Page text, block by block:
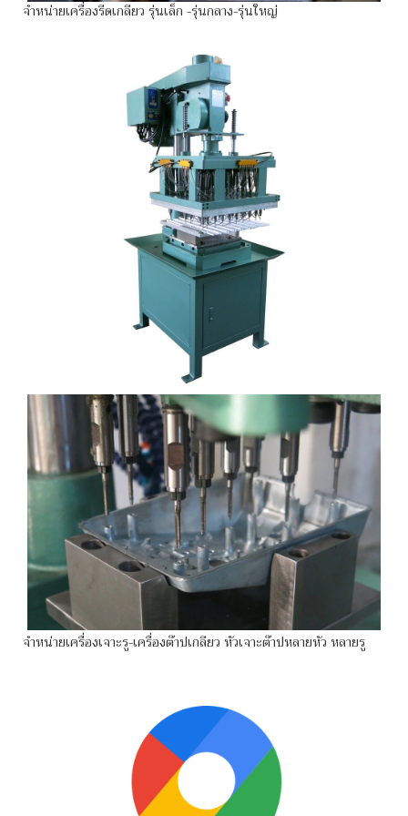
จำหน่ายเครื่องรีดเกลียว รุ่นเล็ก -รุ่นกลาง-รุ่นใหญ่
จำหน่ายเครื่องเจาะรู-เครื่องต๊าปเกลียว หัวเจาะต๊าปหลายหัว หลายรู